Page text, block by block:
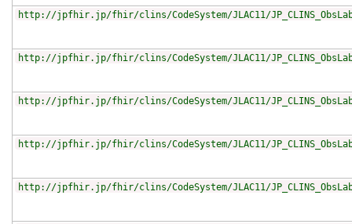
http://jpfhir.jp/fhir/clins/CodeSystem/JLAC11/
http://jpfhir.jp/fhir/clins/CodeSystem/JLAC11/
http://jpfhir.jp/fhir/clins/CodeSystem/JLAC11/
http://jpfhir.jp/fhir/clins/CodeSystem/JLAC11/
http://jpfhir.jp/fhir/clins/CodeSystem/JLAC11/